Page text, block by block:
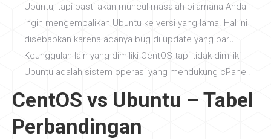
Ubuntu, tapi pasti akan muncul masalah bilamana Anda
ingin mengembalikan Ubuntu ke versi yang lama. Hal ini
disebabkan karena adanya bug di update yang baru.
Keunggulan lain yang dimiliki CentOS tapi tidak dimiliki
Ubuntu adalah sistem operasi yang mendukung cPanel.
CentOS vs Ubuntu – Tabel
Perbandingan